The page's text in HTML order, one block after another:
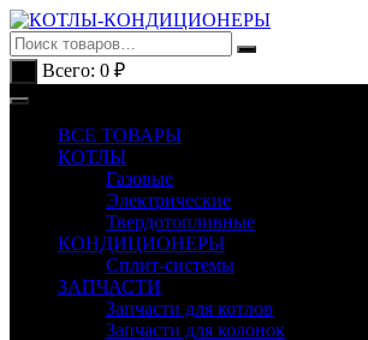
Перейти
к
содержимому
Всего: 0 ₽
ВСЕ ТОВАРЫ
КОТЛЫ
Газовые
Электрические
Твердотопливные
КОНДИЦИОНЕРЫ
Сплит-системы
ЗАПЧАСТИ
Запчасти для котлов
Запчасти для колонок